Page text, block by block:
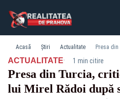
Acasă Știri Actualitate
ACTUALITATE· 1 min citire
Presa din Turcia,
lui Mirel Rădoi după